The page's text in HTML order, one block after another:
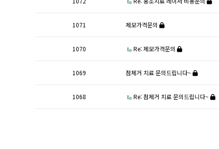
1071 제모가격문의
1070 Re: 제모가격문의
1069 점제거 치료 문의드립니다~
1068 Re: 점제거 치료 문의드립니다~